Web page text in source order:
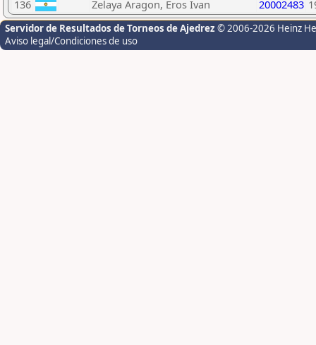
136
Zelaya Aragon, Eros Ivan 20002483
Servidor de Resultados de Torneos de Ajedrez © 2006-2026 Heinz
Aviso legal/Condiciones de uso